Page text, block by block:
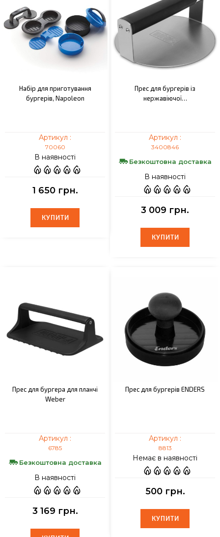
Набір для приготування
бургерів, Napoleon
Артикул :
70060
В наявності
1 650 грн.
КУПИТИ
КУПИТИ
Прес для бургерів із
нержавіючої…
Артикул :
3400846
Безкоштовна доставка
В наявності
3 009 грн.
КУПИТИ
КУПИТИ
Прес для бургера для планчі
Weber
Артикул :
6785
Безкоштовна доставка
В наявності
3 169 грн.
Прес для бургерів ENDERS
Артикул :
8813
Немає в наявності
500 грн.
КУПИТИ
КУПИТИ